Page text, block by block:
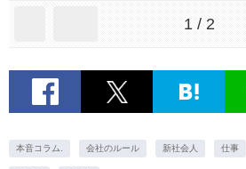
1 / 2
本音コラム. 会社のルール 新社会人 仕事